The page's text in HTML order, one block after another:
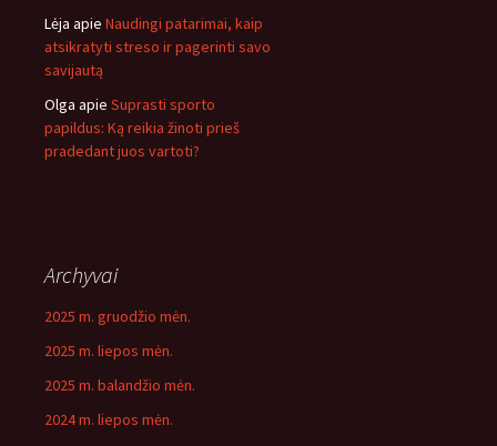
Lėja apie Naudingi patarimai, kaip
atsikratyti streso ir pagerinti savo
savijautą
Olga apie Suprasti sporto
papildus: Ką reikia žinoti prieš
pradedant juos vartoti?
Archyvai
2025 m. gruodžio mėn.
2025 m. liepos mėn.
2025 m. balandžio mėn.
2024 m. liepos mėn.